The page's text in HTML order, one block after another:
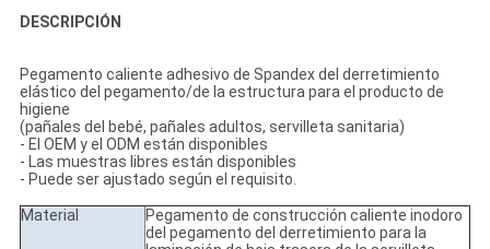
DESCRIPCIÓN
Pegamento caliente adhesivo de Spandex del derretimiento
elástico del pegamento/de la estructura para el producto de
higiene
(pañales del bebé, pañales adultos, servilleta sanitaria)
- El OEM y el ODM están disponibles
- Las muestras libres están disponibles
- Puede ser ajustado según el requisito.
Material
Pegamento de construcción caliente inodoro
del pegamento del derretimiento para la